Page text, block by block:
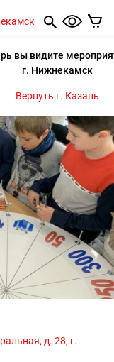
вы видите
г. Нижнекамск
Вернуть г. Казань
Спектакли
д. 28, г.